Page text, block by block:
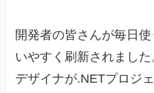
開発者の皆さんが毎日
いやすく刷新されまし
デザイナが.NETプロジ